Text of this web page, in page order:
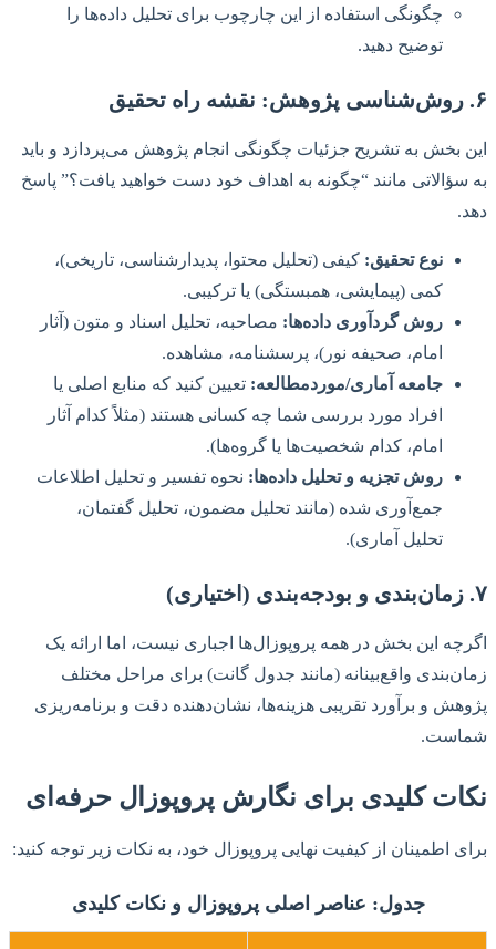
چگونگی استفاده از این چارچوب برای تحلیل داده‌ها را
توضیح دهید.
۶. روش‌شناسی پژوهش: نقشه راه تحقیق
این بخش به تشریح جزئیات چگونگی انجام پژوهش می‌پردازد و باید
به سؤالاتی مانند “چگونه به اهداف خود دست خواهید یافت؟” پاسخ
دهد.
نوع تحقیق: کیفی (تحلیل محتوا، پدیدارشناسی، تاریخی)،
کمی (پیمایشی، همبستگی) یا ترکیبی.
روش گردآوری داده‌ها: مصاحبه، تحلیل اسناد و متون (آثار
امام، صحیفه نور)، پرسشنامه، مشاهده.
جامعه آماری/موردمطالعه: تعیین کنید که منابع اصلی یا
افراد مورد بررسی شما چه کسانی هستند (مثلاً کدام آثار
امام، کدام شخصیت‌ها یا گروه‌ها).
روش تجزیه و تحلیل داده‌ها: نحوه تفسیر و تحلیل اطلاعات
جمع‌آوری شده (مانند تحلیل مضمون، تحلیل گفتمان،
تحلیل آماری).
۷. زمان‌بندی و بودجه‌بندی (اختیاری)
اگرچه این بخش در همه پروپوزال‌ها اجباری نیست، اما ارائه یک
زمان‌بندی واقع‌بینانه (مانند جدول گانت) برای مراحل مختلف
پژوهش و برآورد تقریبی هزینه‌ها، نشان‌دهنده دقت و برنامه‌ریزی
شماست.
نکات کلیدی برای نگارش پروپوزال حرفه‌ای
برای اطمینان از کیفیت نهایی پروپوزال خود، به نکات زیر توجه کنید:
جدول: عناصر اصلی پروپوزال و نکات کلیدی